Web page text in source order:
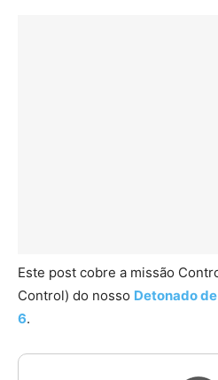
Este post cobre a missão
Control) do nosso Detonado
6.